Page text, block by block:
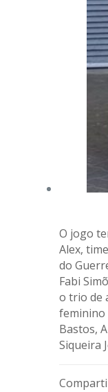
O jogo
Alex,
do
Fabi
o trio de
feminino
Bastos,
Siqueira